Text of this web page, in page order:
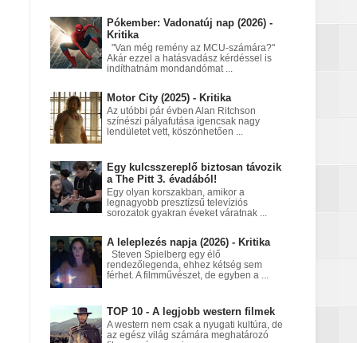
egy Netflix‑fantasy
Pókember: Vadonatúj nap (2026) -
Kritika
"Van még remény az MCU-számára?"
Akár ezzel a hatásvadász kérdéssel is
indíthatnám mondandómat ...
Motor City (2025) - Kritika
Az utóbbi pár évben Alan Ritchson
színészi pályafutása igencsak nagy
lendületet vett, köszönhetően ...
Egy kulcsszereplő biztosan távozik
a The Pitt 3. évadából!
Egy olyan korszakban, amikor a
legnagyobb presztízsű televíziós
sorozatok gyakran éveket váratnak ...
A leleplezés napja (2026) - Kritika
Steven Spielberg egy élő
rendezőlegenda, ehhez kétség sem
férhet. A filmművészet, de egyben a ...
TOP 10 - A legjobb western filmek
A western nem csak a nyugati kultúra, de
az egész világ számára meghatározó